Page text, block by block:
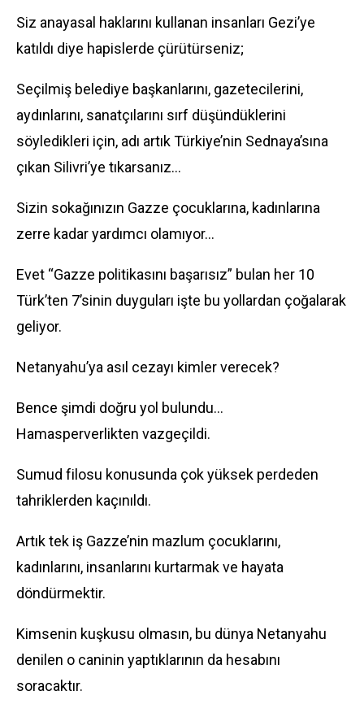
Siz anayasal haklarını kullanan insanları Gezi’ye
katıldı diye hapislerde çürütürseniz;
Seçilmiş belediye başkanlarını, gazetecilerini,
aydınlarını, sanatçılarını sırf düşündüklerini
söyledikleri için, adı artık Türkiye’nin Sednaya’sına
çıkan Silivri’ye tıkarsanız…
Sizin sokağınızın Gazze çocuklarına, kadınlarına
zerre kadar yardımcı olamıyor…
Evet “Gazze politikasını başarısız” bulan her 10
Türk’ten 7’sinin duyguları işte bu yollardan çoğalarak
geliyor.
Netanyahu’ya asıl cezayı kimler verecek?
Bence şimdi doğru yol bulundu…
Hamasperverlikten vazgeçildi.
Sumud filosu konusunda çok yüksek perdeden
tahriklerden kaçınıldı.
Artık tek iş Gazze’nin mazlum çocuklarını,
kadınlarını, insanlarını kurtarmak ve hayata
döndürmektir.
Kimsenin kuşkusu olmasın, bu dünya Netanyahu
denilen o caninin yaptıklarının da hesabını
soracaktır.